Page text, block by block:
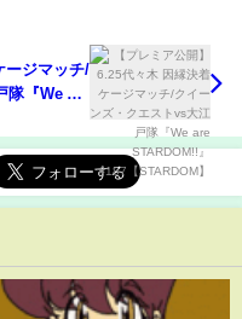
ージマッチ/
『We are